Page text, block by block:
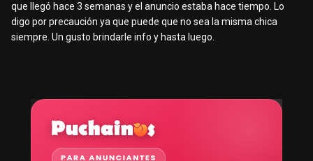
que llegó hace 3 semanas y el anuncio estaba hace tiempo. Lo
digo por precaución ya que puede que no sea la misma chica
siempre. Un gusto brindarle info y hasta luego.